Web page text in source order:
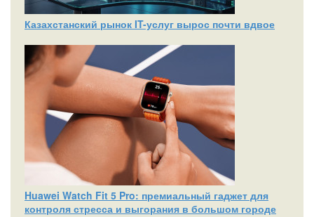
Казахстанский рынок IT-услуг вырос почти вдвое
Huawei Watch Fit 5 Pro: премиальный гаджет для
контроля стресса и выгорания в большом городе